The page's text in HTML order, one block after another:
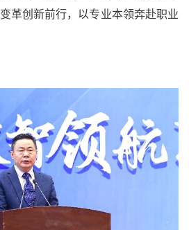
革创新前行，以专业本领奔赴职业